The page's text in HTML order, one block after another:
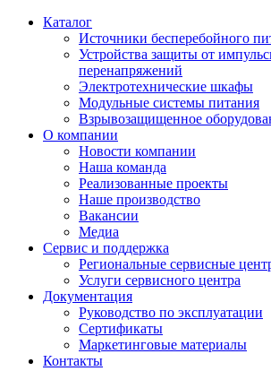
Каталог
Источники бесперебойного
Устройства защиты от
перенапряжений
Электротехнические шкафы
Модульные системы питания
Взрывозащищенное
О компании
Новости компании
Наша команда
Реализованные проекты
Наше производство
Вакансии
Медиа
Сервис и поддержка
Региональные сервисные
Услуги сервисного центра
Документация
Руководство по эксплуатации
Сертификаты
Маркетинговые материалы
Контакты